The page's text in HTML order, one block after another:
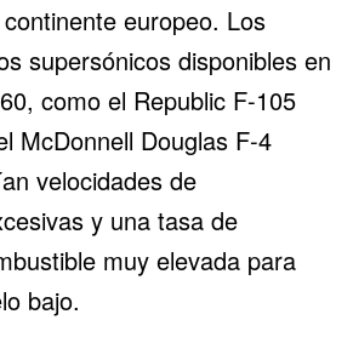
europeo. Los
supersónicos disponibles en
como el Republic F-105
McDonnell Douglas F-4
velocidades de
y una tasa de
muy elevada para
bajo.